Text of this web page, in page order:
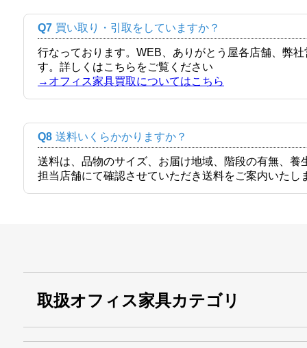
Q7 買い取り・引取をしていますか？
行なっております。WEB、ありがとう屋各店舗、弊
す。詳しくはこちらをご覧ください
→オフィス家具買取についてはこちら
Q8 送料いくらかかりますか？
送料は、品物のサイズ、お届け地域、階段の有無、
担当店舗にて確認させていただき送料をご案内いたし
取扱オフィス家具カテゴリ